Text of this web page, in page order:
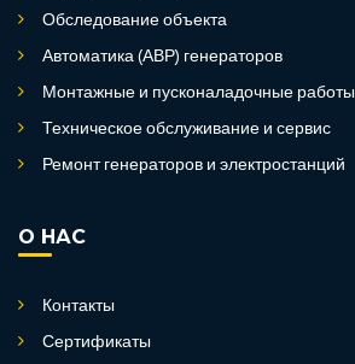
Обследование объекта
Автоматика (АВР) генераторов
Монтажные и пусконаладочные работы
Техническое обслуживание и сервис
Ремонт генераторов и электростанций
О НАС
Контакты
Сертификаты